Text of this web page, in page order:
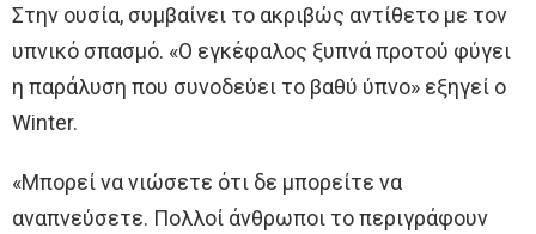
Στην ουσία, συμβαίνει το ακριβώς αντίθετο με τον
υπνικό σπασμό. «Ο εγκέφαλος ξυπνά προτού φύγει
η παράλυση που συνοδεύει το βαθύ ύπνο» εξηγεί ο
Winter.
«Μπορεί να νιώσετε ότι δε μπορείτε να
αναπνεύσετε. Πολλοί άνθρωποι το περιγράφουν